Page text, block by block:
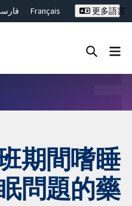
Français
更多語言
期間嗜睡
問題的藥